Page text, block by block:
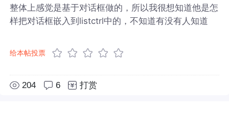
整体上感觉是基于对话框做的，所以我很想知道他是怎
样把对话框嵌入到listctrl中的，不知道有没有人知道
给本帖投票
204 6 打赏